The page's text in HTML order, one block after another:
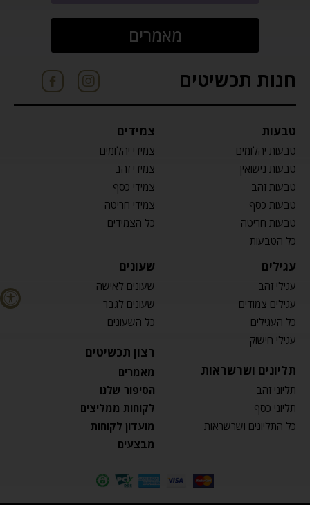
מאמרים
חנות תכשיטים
טבעות
טבעות יהלומים
טבעות נישואין
טבעות זהב
טבעות כסף
טבעות חריטה
כל הטבעות
צמידים
צמידי יהלומים
צמידי זהב
צמידי כסף
צמידי חריטה
כל הצמידים
עגילים
עגילי זהב
עגילים צמודים
כל העגילים
עגילי חישוק
תליונים ושרשראות
תליוני זהב
תליוני כסף
כל התליונים ושרשראות
שעונים
שעונים לאישה
שעונים לגבר
כל השעונים
רצון תכשיטים
מאמרים
הסיפור שלנו
לקוחות ממליצים
מועדון לקוחות
מבצעים